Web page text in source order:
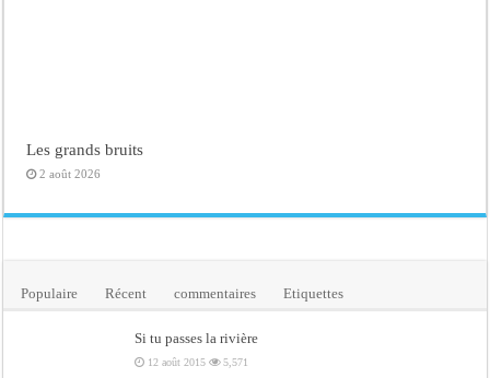
Les grands bruits
2 août 2026
Populaire Récent commentaires Etiquettes
Si tu passes la rivière
12 août 2015 5,571